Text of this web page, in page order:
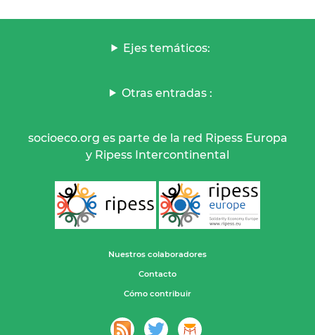
Ejes temáticos:
Otras entradas :
socioeco.org es parte de la red Ripess Europa
y Ripess Intercontinental
Nuestros colaboradores
Contacto
Cómo contribuir